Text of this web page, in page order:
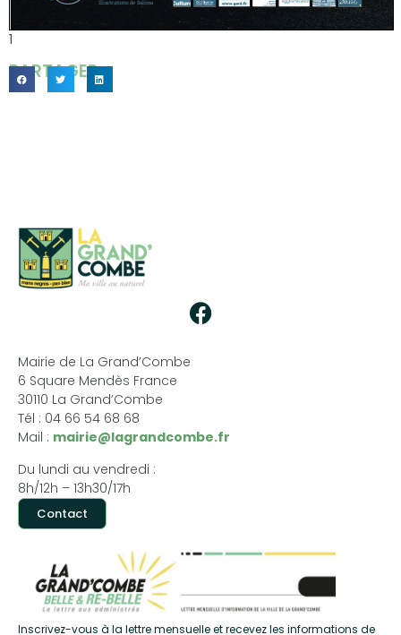
1
PARTAGER...
Mairie de La Grand’Combe
6 Square Mendès France
30110 La Grand’Combe
Tél : 04 66 54 68 68
Mail : mairie@lagrandcombe.fr
Du lundi au vendredi :
8h/12h – 13h30/17h
Contact
Inscrivez-vous à la lettre mensuelle et recevez les informations de